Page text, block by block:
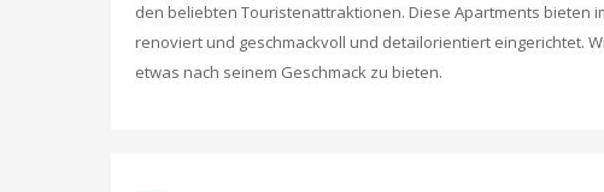
den beliebten Touristenattraktionen. Diese Apartments bieten
renoviert und geschmackvoll und detailorientiert eingerichtet.
etwas nach seinem Geschmack zu bieten.